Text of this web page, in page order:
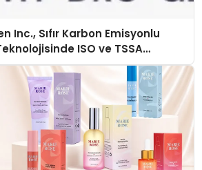
Inc., Sıfır Karbon Emisyonlu
ISO ve TSSA
Aldı